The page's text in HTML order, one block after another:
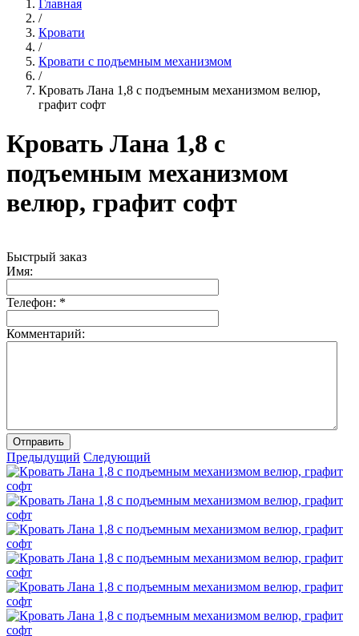
Главная
/
Кровати
/
Кровати с подъемным механизмом
/
Кровать Лана 1,8 с подъемным механизмом велюр,
графит софт
Кровать Лана 1,8 с
подъемным механизмом
велюр, графит софт
Быстрый заказ
Имя:
Телефон: *
Комментарий:
Отправить
Предыдущий Следующий